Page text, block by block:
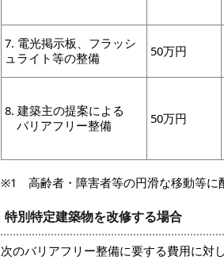
7. 電光掲示板、フラッシ
ュライト等の整備
50万円
8. 建築主の提案による
バリアフリー整備
50万円
※1 高齢者・障害者等の円滑な移動等に
特別特定建築物を改修する場合
次のバリアフリー整備に要する費用に対